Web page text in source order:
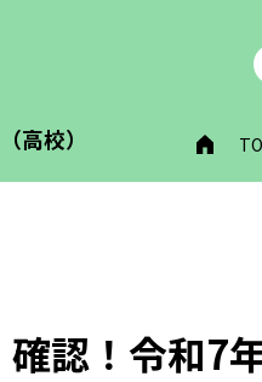
（高校）
確認！令和7